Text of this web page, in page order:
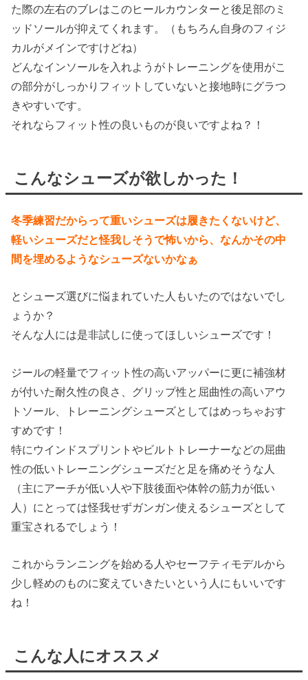
た際の左右のブレはこのヒールカウンターと後足部のミ
ッドソールが抑えてくれます。（もちろん自身のフィジ
カルがメインですけどね）
どんなインソールを入れようがトレーニングを使用がこ
の部分がしっかりフィットしていないと接地時にグラつ
きやすいです。
それならフィット性の良いものが良いですよね？！
こんなシューズが欲しかった！
冬季練習だからって重いシューズは履きたくないけど、
軽いシューズだと怪我しそうで怖いから、なんかその中
間を埋めるようなシューズないかなぁ
とシューズ選びに悩まれていた人もいたのではないでし
ょうか？
そんな人には是非試しに使ってほしいシューズです！
ジールの軽量でフィット性の高いアッパーに更に補強材
が付いた耐久性の良さ、グリップ性と屈曲性の高いアウ
トソール、トレーニングシューズとしてはめっちゃおす
すめです！
特にウインドスプリントやビルトトレーナーなどの屈曲
性の低いトレーニングシューズだと足を痛めそうな人
（主にアーチが低い人や下肢後面や体幹の筋力が低い
人）にとっては怪我せずガンガン使えるシューズとして
重宝されるでしょう！
これからランニングを始める人やセーフティモデルから
少し軽めのものに変えていきたいという人にもいいです
ね！
こんな人にオススメ